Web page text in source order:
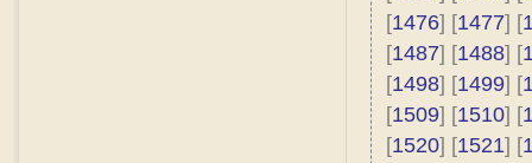
[1476] [1477] [
[1487] [1488] [
[1498] [1499] [
[1509] [1510] [
[1520] [1521] [